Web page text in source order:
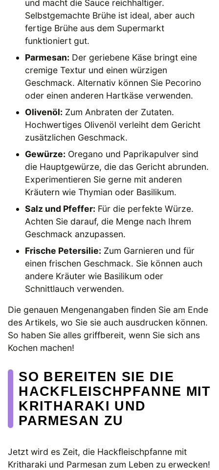
und macht die Sauce reichhaltiger.
Selbstgemachte Brühe ist ideal, aber auch
fertige Brühe aus dem Supermarkt
funktioniert gut.
Parmesan: Der geriebene Käse bringt eine
cremige Textur und einen würzigen
Geschmack. Alternativ können Sie Pecorino
oder einen anderen Hartkäse verwenden.
Olivenöl: Zum Anbraten der Zutaten.
Hochwertiges Olivenöl verleiht dem Gericht
zusätzlichen Geschmack.
Gewürze: Oregano und Paprikapulver sind
die Hauptgewürze, die das Gericht abrunden.
Experimentieren Sie gerne mit anderen
Kräutern wie Thymian oder Basilikum.
Salz und Pfeffer: Für die perfekte Würze.
Achten Sie darauf, die Menge nach Ihrem
Geschmack anzupassen.
Frische Petersilie: Zum Garnieren und für
einen frischen Geschmack. Sie können auch
andere Kräuter wie Basilikum oder
Schnittlauch verwenden.
Die genauen Mengenangaben finden Sie am Ende
des Artikels, wo Sie sie auch ausdrucken können.
So haben Sie alles griffbereit, wenn Sie sich ans
Kochen machen!
SO BEREITEN SIE DIE
HACKFLEISCHPFANNE MIT
KRITHARAKI UND
PARMESAN ZU
Jetzt wird es Zeit, die Hackfleischpfanne mit
Kritharaki und Parmesan zum Leben zu erwecken!